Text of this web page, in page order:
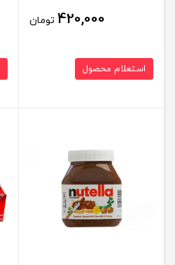
420,000 تومان
استعلام محصول